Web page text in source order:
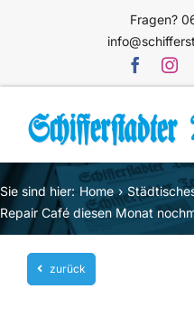
Fragen?
Home
Themen
Blog
Unternehmen
Sie sind hier: Home
Repair Café diesen Monat
zurück